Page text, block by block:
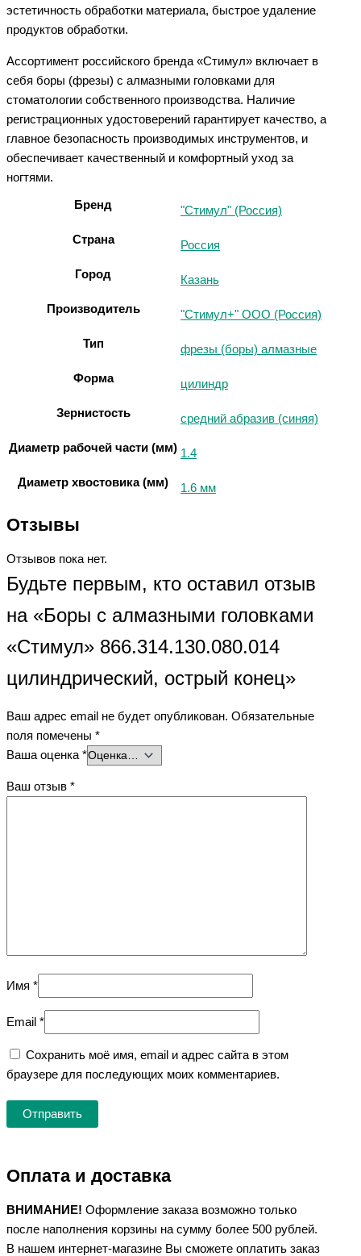
эстетичность обработки материала, быстрое удаление
продуктов обработки.
Ассортимент российского бренда «Стимул» включает в
себя боры (фрезы) с алмазными головками для
стоматологии собственного производства. Наличие
регистрационных удостоверений гарантирует качество, а
главное безопасность производимых инструментов, и
обеспечивает качественный и комфортный уход за
ногтями.
Бренд "Стимул" (Россия)
Страна Россия
Город Казань
Производитель "Стимул+" ООО (Россия)
Тип фрезы (боры) алмазные
Форма цилиндр
Зернистость средний абразив (синяя)
Диаметр рабочей части (мм) 1.4
Диаметр хвостовика (мм) 1.6 мм
Отзывы
Отзывов пока нет.
Будьте первым, кто оставил отзыв
на «Боры с алмазными головками
«Стимул» 866.314.130.080.014
цилиндрический, острый конец»
Ваш адрес email не будет опубликован. Обязательные
поля помечены *
Ваша оценка *
Ваш отзыв *
Имя *
Email *
Сохранить моё имя, email и адрес сайта в этом
браузере для последующих моих комментариев.
Оплата и доставка
ВНИМАНИЕ! Оформление заказа возможно только
после наполнения корзины на сумму более 500 рублей.
В нашем интернет-магазине Вы сможете оплатить заказ